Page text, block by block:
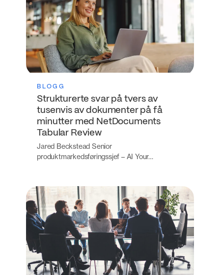
BLOGG
Strukturerte svar på tvers av
tusenvis av dokumenter på få
minutter med NetDocuments
Tabular Review
Jared Beckstead Senior
produktmarkedsføringssjef – AI Your…